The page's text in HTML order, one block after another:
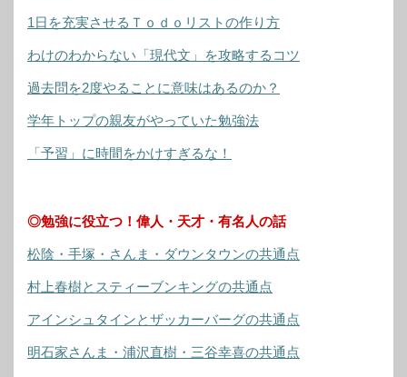
1日を充実させるＴｏｄｏリストの作り方
わけのわからない「現代文」を攻略するコツ
過去問を2度やることに意味はあるのか？
学年トップの親友がやっていた勉強法
「予習」に時間をかけすぎるな！
◎勉強に役立つ！偉人・天才・有名人の話
松陰・手塚・さんま・ダウンタウンの共通点
村上春樹とスティーブンキングの共通点
アインシュタインとザッカーバーグの共通点
明石家さんま・浦沢直樹・三谷幸喜の共通点